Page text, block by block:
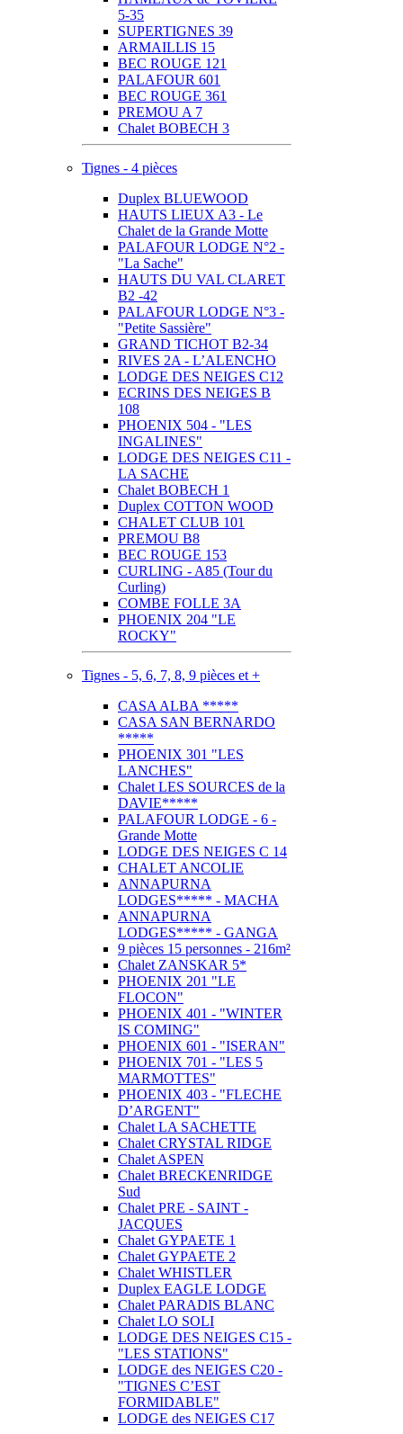
5-35
SUPERTIGNES 39
ARMAILLIS 15
BEC ROUGE 121
PALAFOUR 601
BEC ROUGE 361
PREMOU A 7
Chalet BOBECH 3
Tignes - 4 pièces
Duplex BLUEWOOD
HAUTS LIEUX A3 - Le
Chalet de la Grande Motte
PALAFOUR LODGE N°2 -
"La Sache"
HAUTS DU VAL CLARET
B2 -42
PALAFOUR LODGE N°3 -
"Petite Sassière"
GRAND TICHOT B2-34
RIVES 2A - L’ALENCHO
LODGE DES NEIGES C12
ECRINS DES NEIGES B
108
PHOENIX 504 - "LES
INGALINES"
LODGE DES NEIGES C11 -
LA SACHE
Chalet BOBECH 1
Duplex COTTON WOOD
CHALET CLUB 101
PREMOU B8
BEC ROUGE 153
CURLING - A85 (Tour du
Curling)
COMBE FOLLE 3A
PHOENIX 204 "LE
ROCKY"
Tignes - 5, 6, 7, 8, 9 pièces et +
CASA ALBA *****
CASA SAN BERNARDO
*****
PHOENIX 301 "LES
LANCHES"
Chalet LES SOURCES de la
DAVIE*****
PALAFOUR LODGE - 6 -
Grande Motte
LODGE DES NEIGES C 14
CHALET ANCOLIE
ANNAPURNA
LODGES***** - MACHA
ANNAPURNA
LODGES***** - GANGA
9 pièces 15 personnes - 216m²
Chalet ZANSKAR 5*
PHOENIX 201 "LE
FLOCON"
PHOENIX 401 - "WINTER
IS COMING"
PHOENIX 601 - "ISERAN"
PHOENIX 701 - "LES 5
MARMOTTES"
PHOENIX 403 - "FLECHE
D’ARGENT"
Chalet LA SACHETTE
Chalet CRYSTAL RIDGE
Chalet ASPEN
Chalet BRECKENRIDGE
Sud
Chalet PRE - SAINT -
JACQUES
Chalet GYPAETE 1
Chalet GYPAETE 2
Chalet WHISTLER
Duplex EAGLE LODGE
Chalet PARADIS BLANC
Chalet LO SOLI
LODGE DES NEIGES C15 -
"LES STATIONS"
LODGE des NEIGES C20 -
"TIGNES C’EST
FORMIDABLE"
LODGE des NEIGES C17